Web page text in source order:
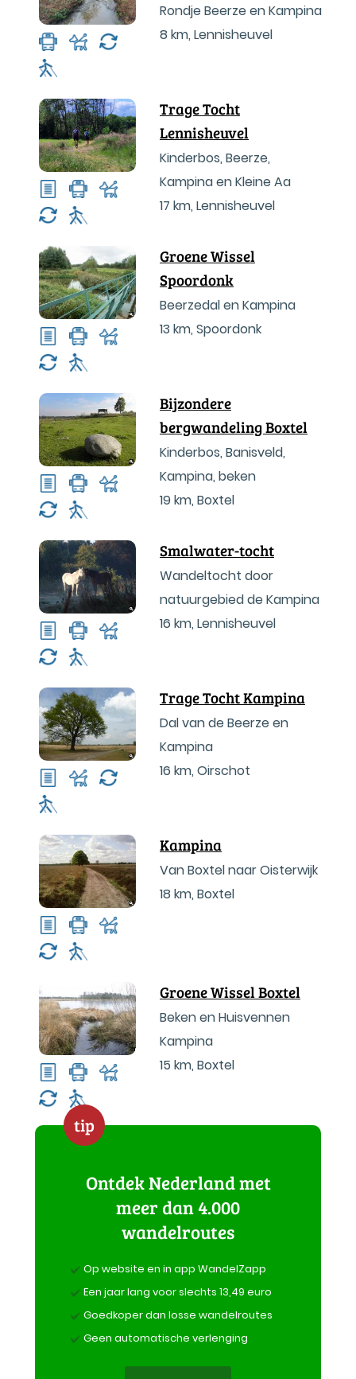
Rondje Beerze en Kampina
8 km, Lennisheuvel
Trage Tocht
Lennisheuvel
Kinderbos, Beerze,
Kampina en Kleine Aa
17 km, Lennisheuvel
Groene Wissel
Spoordonk
Beerzedal en Kampina
13 km, Spoordonk
Bijzondere
bergwandeling Boxtel
Kinderbos, Banisveld,
Kampina, beken
19 km, Boxtel
Smalwater-tocht
Wandeltocht door
natuurgebied de Kampina
16 km, Lennisheuvel
Trage Tocht Kampina
Dal van de Beerze en
Kampina
16 km, Oirschot
Kampina
Van Boxtel naar Oisterwijk
18 km, Boxtel
Groene Wissel Boxtel
Beken en Huisvennen
Kampina
15 km, Boxtel
tip
Ontdek Nederland met
meer dan 4.000
wandelroutes
Op website en in app WandelZapp
Een jaar lang voor slechts 13,49 euro
Goedkoper dan losse wandelroutes
Geen automatische verlenging